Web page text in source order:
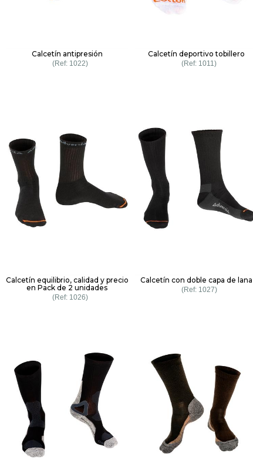
Calcetín antipresión
1022
Calcetín deportivo tobillero
1011
Calcetín equilibrio, calidad y precio
en Pack de 2 unidades
1026
Calcetín con doble capa de lana
1027